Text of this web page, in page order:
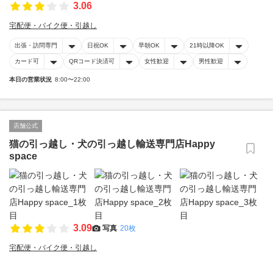
3.06
宅配便・バイク便・引越し
出張・訪問専門 日祝OK 早朝OK 21時以降OK
カード可 QRコード決済可 女性歓迎 男性歓迎
本日の営業状況 8:00〜22:00
店舗公式
猫の引っ越し・犬の引っ越し輸送専門店Happy
space
3.09 写真 20枚
宅配便・バイク便・引越し